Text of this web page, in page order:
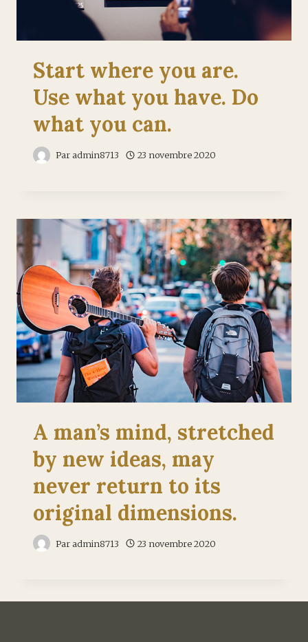
Start where you are.
Use what you have. Do
what you can.
Paradmin8713 23 novembre 2020
A man’s mind, stretched
by new ideas, may
never return to its
original dimensions.
Paradmin8713 23 novembre 2020